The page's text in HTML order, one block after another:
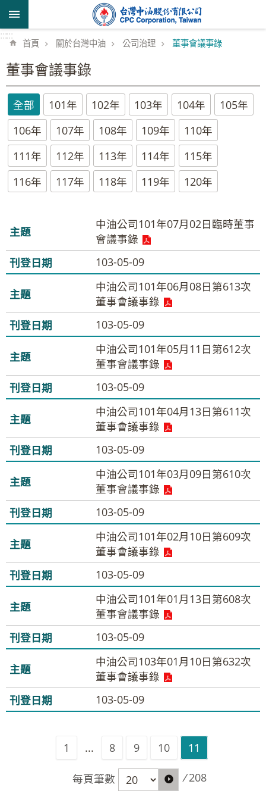
跳到主要內容區塊
::::::
首頁 關於台灣中油 公司治理 董事會議事錄
董事會議事錄
全部 101年 102年 103年 104年
105年
106年
107年 108年 109年
110年
111年
112年 113年 114年
115年
116年
117年 118年 119年 120年
中油公司101年07月02日臨時董事
會議事錄
103-05-09
中油公司101年06月08日第613次
董事會議事錄
103-05-09
中油公司101年05月11日第612次
董事會議事錄
103-05-09
中油公司101年04月13日第611次
董事會議事錄
103-05-09
中油公司101年03月09日第610次
董事會議事錄
103-05-09
中油公司101年02月10日第609次
董事會議事錄
103-05-09
中油公司101年01月13日第608次
董事會議事錄
103-05-09
中油公司103年01月10日第632次
董事會議事錄
103-05-09
1 ... 8 9 10 11
每頁筆數 / 208